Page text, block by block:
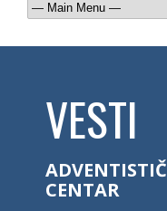
VESTI
CENTAR